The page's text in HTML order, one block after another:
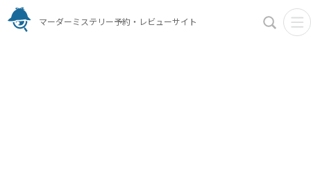
マーダーミステリー予約・レビューサイト